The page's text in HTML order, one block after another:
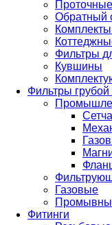
Обратный
Фильтры
Кувшины
Фильтры грубой
Газовые
Фитинги